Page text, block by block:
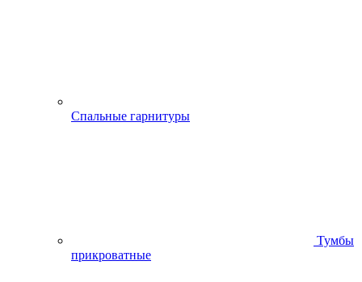
Спальные гарнитуры
Тумбы
прикроватные